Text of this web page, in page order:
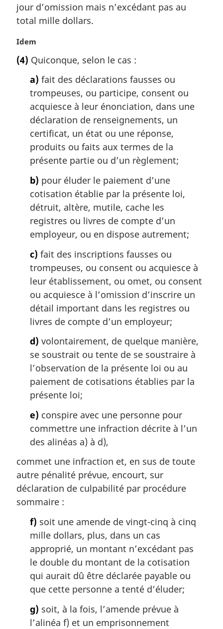
e
:
jour d’omission mais n’excédant pas au
total mille dollars.
N
t
Idem
(4) Quiconque, selon le cas :
a) fait des déclarations fausses ou
trompeuses, ou participe, consent ou
acquiesce à leur énonciation, dans une
déclaration de renseignements, un
certificat, un état ou une réponse,
produits ou faits aux termes de la
présente partie ou d’un règlement;
b) pour éluder le paiement d’une
cotisation établie par la présente loi,
détruit, altère, mutile, cache les
registres ou livres de compte d’un
employeur, ou en dispose autrement;
c) fait des inscriptions fausses ou
trompeuses, ou consent ou acquiesce à
leur établissement, ou omet, ou consent
ou acquiesce à l’omission d’inscrire un
détail important dans les registres ou
livres de compte d’un employeur;
d) volontairement, de quelque manière,
se soustrait ou tente de se soustraire à
l’observation de la présente loi ou au
paiement de cotisations établies par la
présente loi;
e) conspire avec une personne pour
commettre une infraction décrite à l’un
des alinéas a) à d),
commet une infraction et, en sus de toute
autre pénalité prévue, encourt, sur
déclaration de culpabilité par procédure
sommaire :
f) soit une amende de vingt-cinq à cinq
mille dollars, plus, dans un cas
approprié, un montant n’excédant pas
le double du montant de la cotisation
qui aurait dû être déclarée payable ou
que cette personne a tenté d’éluder;
g) soit, à la fois, l’amende prévue à
l’alinéa f) et un emprisonnement